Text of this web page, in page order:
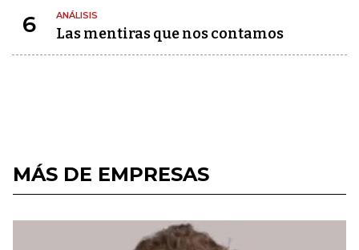
6 ANÁLISIS
Las mentiras que nos contamos
MÁS DE EMPRESAS